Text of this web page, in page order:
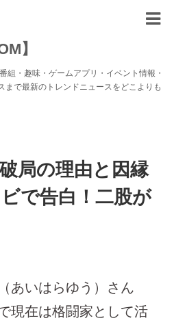
】
組・趣味・ゲームアプリ・イベント情報・
まで最新のトレンドニュースをどこよりも
局の理由と因縁
で告白！二股が
あいはらゆう）さん
現在は格闘家として活